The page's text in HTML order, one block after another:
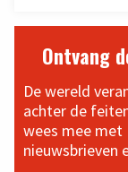
Ontvang
De wereld
achter de
wees mee met
nieuwsbrieven